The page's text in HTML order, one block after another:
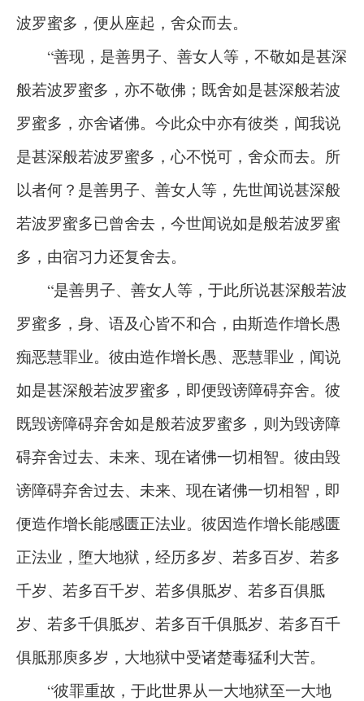
波罗蜜多，便从座起，舍众而去。
“善现，是善男子、善女人等，不敬如是甚深
般若波罗蜜多，亦不敬佛；既舍如是甚深般若波
罗蜜多，亦舍诸佛。今此众中亦有彼类，闻我说
是甚深般若波罗蜜多，心不悦可，舍众而去。所
以者何？是善男子、善女人等，先世闻说甚深般
若波罗蜜多已曾舍去，今世闻说如是般若波罗蜜
多，由宿习力还复舍去。
“是善男子、善女人等，于此所说甚深般若波
罗蜜多，身、语及心皆不和合，由斯造作增长愚
痴恶慧罪业。彼由造作增长愚、恶慧罪业，闻说
如是甚深般若波罗蜜多，即便毁谤障碍弃舍。彼
既毁谤障碍弃舍如是般若波罗蜜多，则为毁谤障
碍弃舍过去、未来、现在诸佛一切相智。彼由毁
谤障碍弃舍过去、未来、现在诸佛一切相智，即
便造作增长能感匮正法业。彼因造作增长能感匮
正法业，堕大地狱，经历多岁、若多百岁、若多
千岁、若多百千岁、若多俱胝岁、若多百俱胝
岁、若多千俱胝岁、若多百千俱胝岁、若多百千
俱胝那庾多岁，大地狱中受诸楚毒猛利大苦。
“彼罪重故，于此世界从一大地狱至一大地